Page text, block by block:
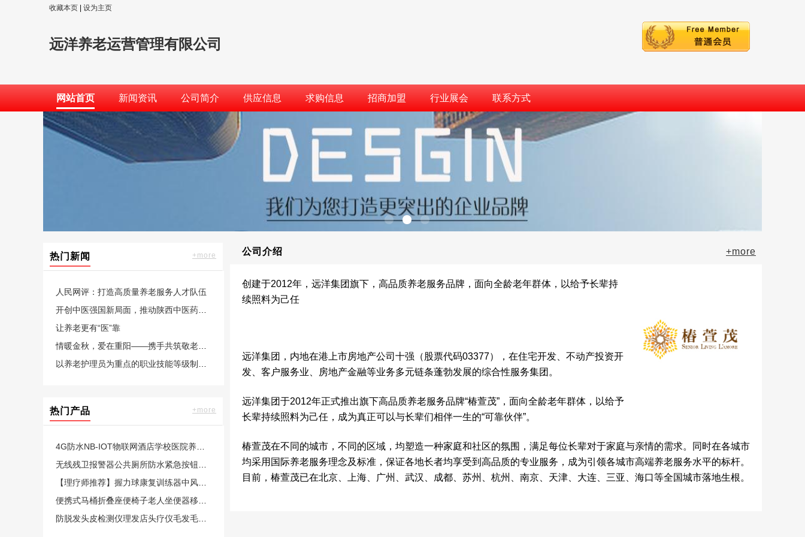
收藏本页 设为主页
远洋养老运营管理有限公司
网站首页 新闻资讯 公司简介 供应信息 求购信息 招商加盟 行业展会 联系方式
+more
热门新闻
人民网评：打造高质量养老服务人才队伍
让养老更有“医”靠
+more
热门产品
+more
公司介绍
创建于2012年，远洋集团旗下，高品质养老服务品牌，面向全龄老年群体，以给予长辈持
续照料为己任
远洋集团，内地在港上市房地产公司十强（股票代码03377），在住宅开发、不动产投资开
发、客户服务业、房地产金融等业务多元链条蓬勃发展的综合性服务集团。
远洋集团于2012年正式推出旗下高品质养老服务品牌“椿萱茂”，面向全龄老年群体，以给予
长辈持续照料为己任，成为真正可以与长辈们相伴一生的“可靠伙伴”。
椿萱茂在不同的城市，不同的区域，均塑造一种家庭和社区的氛围，满足每位长辈对于家庭与亲情的需求。同时在各城市
均采用国际养老服务理念及标准，保证各地长者均享受到高品质的专业服务，成为引领各城市高端养老服务水平的标杆。
目前，椿萱茂已在北京、上海、广州、武汉、成都、苏州、杭州、南京、天津、大连、三亚、海口等全国城市落地生根。